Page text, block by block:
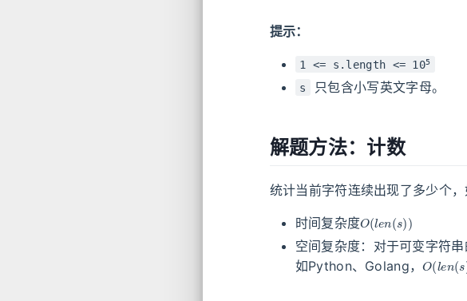
提示：
1 <= s.length <= 105
s 只包含小写英文字母。
解题方法：计数
统计当前字符连续出现了多少个
时间复杂度
空间复杂度：对于可变字符
如Python、Golang，
O(len(s